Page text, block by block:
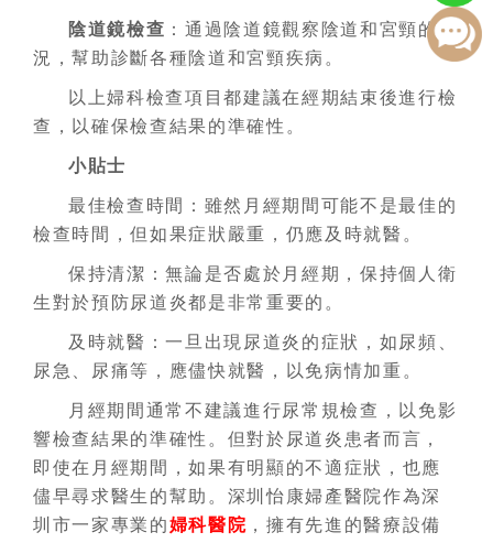
陰道鏡檢查 ：通過陰道鏡觀察陰道和宮頸的情
況，幫助診斷各種陰道和宮頸疾病。
以上婦科檢查項目都建議在經期結束後進行檢
查，以確保檢查結果的準確性。
小貼士
最佳檢查時間：雖然月經期間可能不是最佳的
檢查時間，但如果症狀嚴重，仍應及時就醫。
保持清潔：無論是否處於月經期，保持個人衛
生對於預防尿道炎都是非常重要的。
及時就醫：一旦出現尿道炎的症狀，如尿頻、
尿急、尿痛等，應儘快就醫，以免病情加重。
月經期間通常不建議進行尿常規檢查，以免影
響檢查結果的準確性。但對於尿道炎患者而言，
即使在月經期間，如果有明顯的不適症狀，也應
儘早尋求醫生的幫助。深圳怡康婦產醫院作為深
圳市一家專業的婦科醫院 ，擁有先進的醫療設備